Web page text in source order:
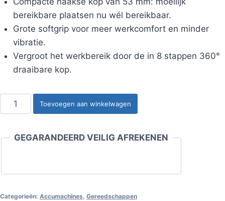
bereikbare plaatsen nu wél bereikbaar.
Grote softgrip voor meer werkcomfort en minder
vibratie.
Vergroot het werkbereik door de in 8 stappen 360°
draaibare kop.
Haakse
slagmoersleutel
DTL063ZJ
en
Toevoegen aan winkelwagen
GEGARANDEERD VEILIG AFREKENEN
Categorieën: Accumachines, Gereedschappen